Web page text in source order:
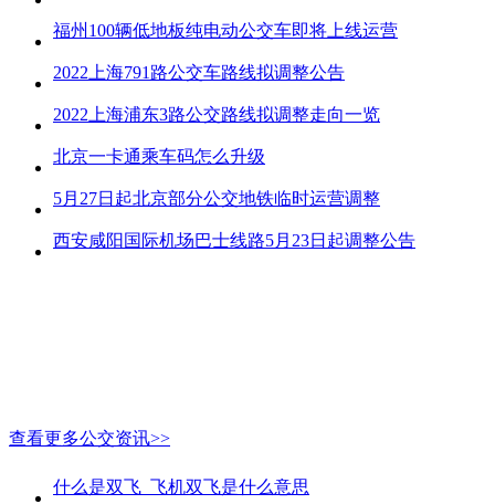
福州100辆低地板纯电动公交车即将上线运营
2022上海791路公交车路线拟调整公告
2022上海浦东3路公交路线拟调整走向一览
北京一卡通乘车码怎么升级
5月27日起北京部分公交地铁临时运营调整
西安咸阳国际机场巴士线路5月23日起调整公告
查看更多公交资讯>>
什么是双飞_飞机双飞是什么意思